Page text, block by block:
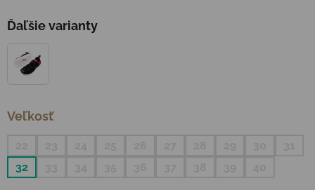
Ďaľšie varianty
Veľkosť
32